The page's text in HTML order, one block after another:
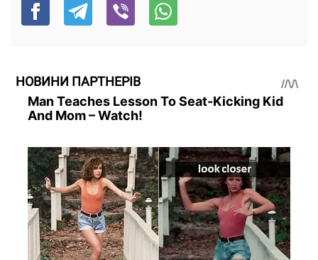
НОВИНИ ПАРТНЕРІВ
Man Teaches Lesson To Seat-Kicking Kid
And Mom – Watch!